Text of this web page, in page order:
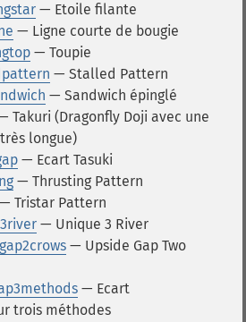
— Etoile filante
— Ligne courte de bougie
— Toupie
— Stalled Pattern
— Sandwich épinglé
Takuri (Dragonfly Doji avec une
longue)
— Ecart Tasuki
— Thrusting Pattern
— Tristar Pattern
— Unique 3 River
— Upside Gap Two
— Ecart
trois méthodes